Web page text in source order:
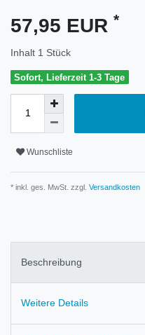
57,95 EUR *
Inhalt 1 Stück
Sofort, Lieferzeit 1-3 Tage
Wunschliste
* inkl. ges. MwSt. zzgl. Versandkosten
Beschreibung
Weitere Details